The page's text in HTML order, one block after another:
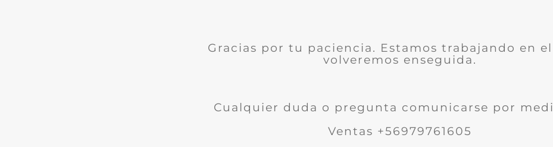
Gracias por tu paciencia. Estamos trabajando en
volveremos enseguida.
Cualquier duda o pregunta comunicarse por
Ventas +56979761605